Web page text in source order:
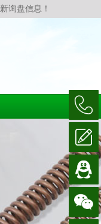
询盘信息！